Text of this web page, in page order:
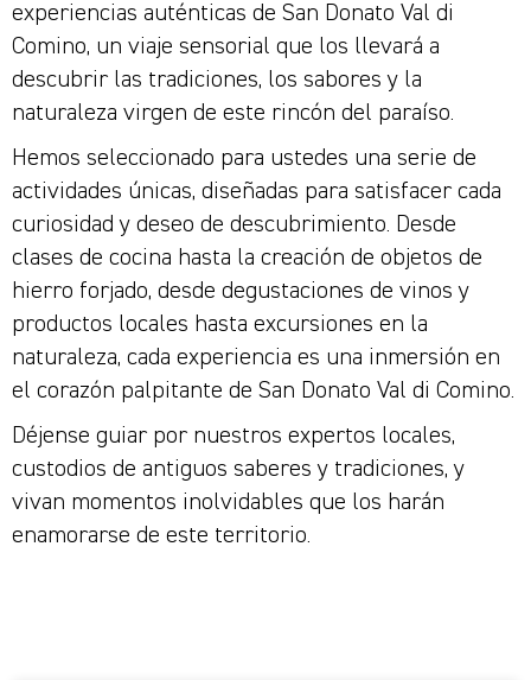
experiencias auténticas de San Donato Val di
Comino, un viaje sensorial que los llevará a
descubrir las tradiciones, los sabores y la
naturaleza virgen de este rincón del paraíso.
Hemos seleccionado para ustedes una serie de
actividades únicas, diseñadas para satisfacer cada
curiosidad y deseo de descubrimiento. Desde
clases de cocina hasta la creación de objetos de
hierro forjado, desde degustaciones de vinos y
productos locales hasta excursiones en la
naturaleza, cada experiencia es una inmersión en
el corazón palpitante de San Donato Val di Comino.
Déjense guiar por nuestros expertos locales,
custodios de antiguos saberes y tradiciones, y
vivan momentos inolvidables que los harán
enamorarse de este territorio.